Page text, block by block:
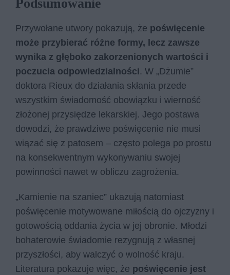
Podsumowanie
Przywołane utwory pokazują, że poświęcenie
może przybierać różne formy, lecz zawsze
wynika z głęboko zakorzenionych wartości i
poczucia odpowiedzialności. W „Dżumie”
doktora Rieux do działania skłania przede
wszystkim świadomość obowiązku i wierność
złożonej przysiędze lekarskiej. Jego postawa
dowodzi, że prawdziwe poświęcenie nie musi
wiązać się z patosem – często polega po prostu
na konsekwentnym wykonywaniu swojej
powinności nawet w obliczu zagrożenia.
„Kamienie na szaniec” ukazują natomiast
poświęcenie motywowane miłością do ojczyzny i
gotowością oddania życia w jej obronie. Młodzi
bohaterowie świadomie rezygnują z własnej
przyszłości, aby walczyć o wolność kraju.
Literatura pokazuje więc, że poświęcenie jest